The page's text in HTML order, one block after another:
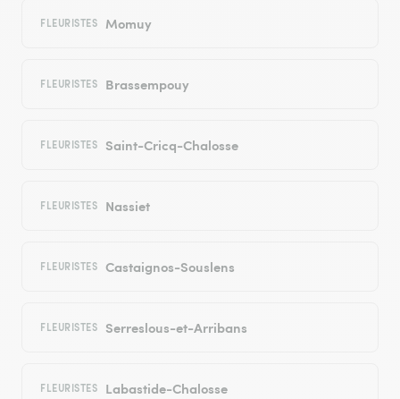
FLEURISTES Momuy
FLEURISTES Brassempouy
FLEURISTES Saint-Cricq-Chalosse
FLEURISTES Nassiet
FLEURISTES Castaignos-Souslens
FLEURISTES Serreslous-et-Arribans
FLEURISTES Labastide-Chalosse